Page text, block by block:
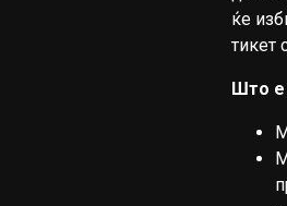
ќе
тикет
Што е